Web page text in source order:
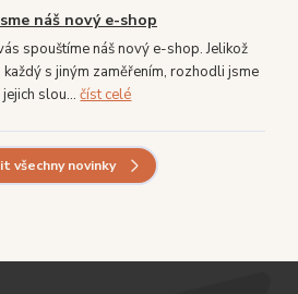
náš nový e-shop
spouštíme náš nový e-shop. Jelikož
s jiným zaměřením, rozhodli jsme
jejich slou...číst celé
všechny novinky